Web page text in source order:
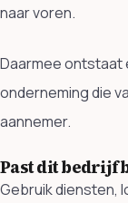
naar voren.
Daarmee ontstaat
onderneming die
aannemer.
Past dit bedrijf
Gebruik diensten,